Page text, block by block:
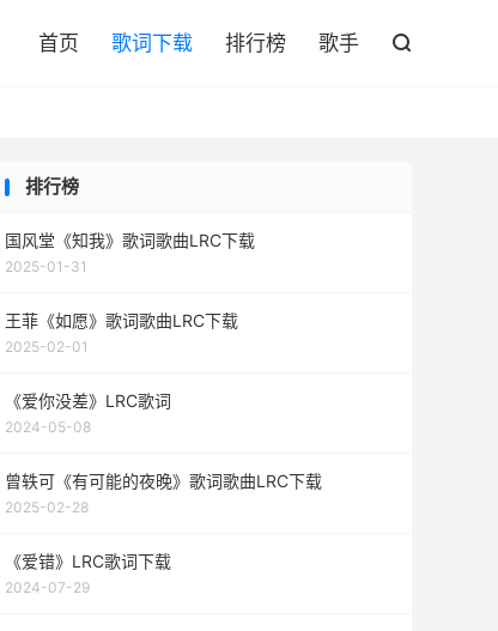
首页 歌词下载 排行榜 歌手 
排行榜
国风堂《知我》歌词歌曲LRC下载
2025-01-31
王菲《如愿》歌词歌曲LRC下载
2025-02-01
《爱你没差》LRC歌词
2024-05-08
曾轶可《有可能的夜晚》歌词歌曲LRC下载
2025-02-28
《爱错》LRC歌词下载
2024-07-29